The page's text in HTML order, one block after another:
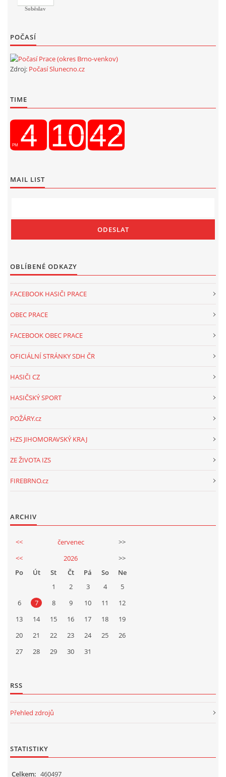
Soběslav
POČASÍ
Zdroj: Počasí Slunecno.cz
TIME
MAIL LIST
OBLÍBENÉ ODKAZY
FACEBOOK HASIČI PRACE
OBEC PRACE
FACEBOOK OBEC PRACE
OFICIÁLNÍ STRÁNKY SDH ČR
HASIČI CZ
HASIČSKÝ SPORT
POŽÁRY.cz
HZS JIHOMORAVSKÝ KRAJ
ZE ŽIVOTA IZS
FIREBRNO.cz
ARCHIV
<< červenec
>>
<<
2026
>>
Po
Út St Čt Pá So
Ne
1
2 3 4
5
6
7 8 9 10 11
12
13
14 15 16 17 18
19
20
21 22 23 24 25
26
27
28 29 30 31
RSS
Přehled zdrojů
STATISTIKY
Celkem: 460497